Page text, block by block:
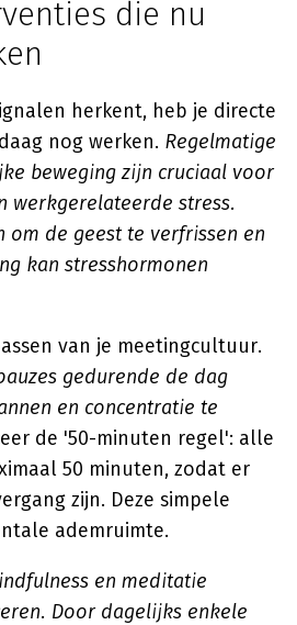
die nu
herkent, heb je directe
nog werken. Regelmatige
beweging zijn cruciaal voor
werkgerelateerde stress.
om de geest te verfrissen en
kan stresshormonen
van je meetingcultuur.
gedurende de dag
en concentratie te
de '50-minuten regel': alle
50 minuten, zodat er
zijn. Deze simpele
ademruimte.
en meditatie
Door dagelijks enkele